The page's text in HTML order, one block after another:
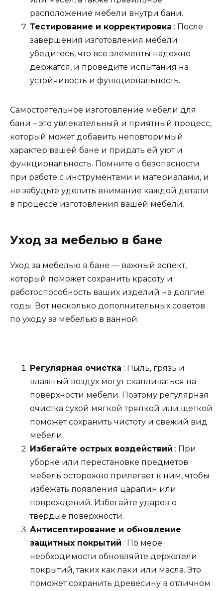
расположение мебели внутри бани.
Тестирование и корректировка : После
завершения изготовления мебели
убедитесь, что все элементы надежно
держатся, и проведите испытания на
устойчивость и функциональность.
Самостоятельное изготовление мебели для
бани – это увлекательный и приятный процесс,
который может добавить неповторимый
характер вашей бане и придать ей уют и
функциональность. Помните о безопасности
при работе с инструментами и материалами, и
не забудьте уделить внимание каждой детали
в процессе изготовления вашей мебели.
Уход за мебелью в бане
Уход за мебелью в бане — важный аспект,
который поможет сохранить красоту и
работоспособность ваших изделий на долгие
годы. Вот несколько дополнительных советов
по уходу за мебелью в ванной:
Регулярная очистка : Пыль, грязь и
влажный воздух могут скапливаться на
поверхности мебели. Поэтому регулярная
очистка сухой мягкой тряпкой или щеткой
поможет сохранить чистоту и свежий вид
мебели.
Избегайте острых воздействий : При
уборке или перестановке предметов
мебель осторожно прилегает к ним, чтобы
избежать появления царапин или
повреждений. Избегайте ударов о
твердые поверхности.
Антисептирование и обновление
защитных покрытий : По мере
необходимости обновляйте держатели
покрытий, таких как лаки или масла. Это
поможет сохранить древесину в отличном